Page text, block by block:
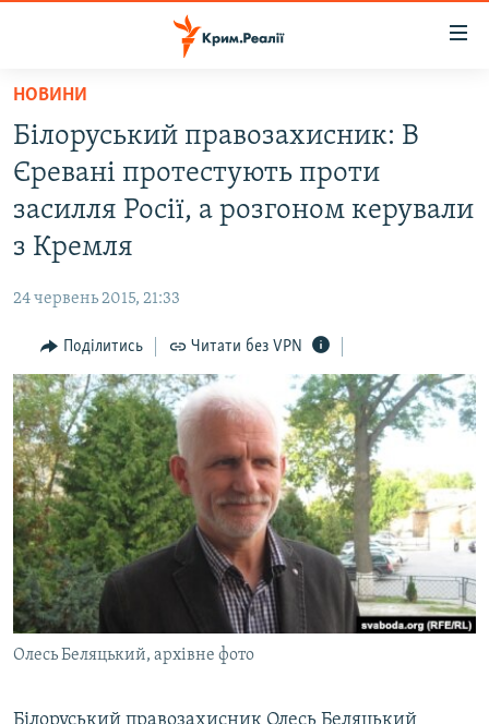
Перейти
основного
матеріалу
Перейти
до
основної
Перейти
пошуку
ВОДА.КРИМ
ВІДЕО ТА ФОТО
ПОЛІТИКА
ПОГЛЯД
ІНТЕРВ'Ю
ВСЕ ЗА ДЕНЬ
СПЕЦПРОЕКТИ
ДЕПОРТАЦІЯ
ВІДЕОУРОКИ «ELIFBE»
СВІДЧЕННЯ ОКУПАЦІЇ
УКРАЇНСЬКА ПРОБЛЕМА КРИМУ
ІНФОГРАФІКА
ЯК ОБІЙТИ БЛОКУВАННЯ
Русский
Qırımtatar
ДОЛУЧАЙСЯ!
НОВИНИ
Білоруський правозахисник: В
Єревані протестують проти
засилля Росії, а розгоном керували
з Кремля
24 червень 2015, 21:33
Поділитись Читати без VPN
Олесь Беляцький, архівне фото